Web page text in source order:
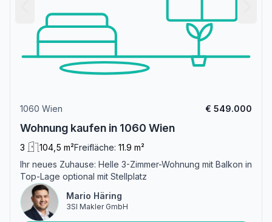
1060 Wien € 549.000
Wohnung kaufen in 1060 Wien
3 104,5 m²Freifläche: 11.9 m²
Ihr neues Zuhause: Helle 3-Zimmer-Wohnung mit Balkon in
Top-Lage optional mit Stellplatz
Mario Häring
3SI Makler GmbH